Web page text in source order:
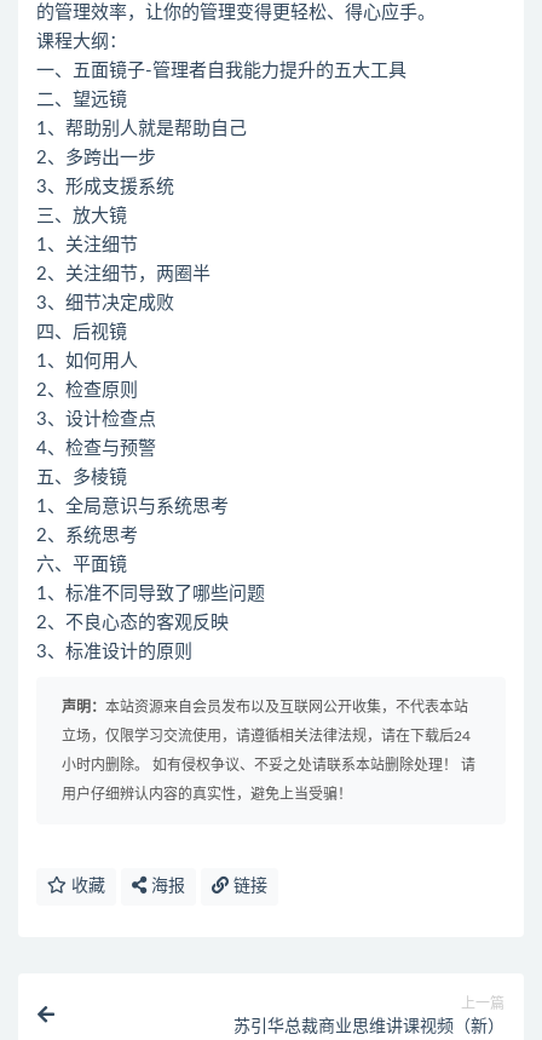
的管理效率，让你的管理变得更轻松、得心应手。
课程大纲：
一、五面镜子-管理者自我能力提升的五大工具
二、望远镜
1、帮助别人就是帮助自己
2、多跨出一步
3、形成支援系统
三、放大镜
1、关注细节
2、关注细节，两圈半
3、细节决定成败
四、后视镜
1、如何用人
2、检查原则
3、设计检查点
4、检查与预警
五、多棱镜
1、全局意识与系统思考
2、系统思考
六、平面镜
1、标准不同导致了哪些问题
2、不良心态的客观反映
3、标准设计的原则
声明： 本站资源来自会员发布以及互联网公开收集，不代表本站
立场，仅限学习交流使用，请遵循相关法律法规，请在下载后24
小时内删除。 如有侵权争议、不妥之处请联系本站删除处理！ 请
用户仔细辨认内容的真实性，避免上当受骗！
收藏 海报 链接
上一篇
苏引华总裁商业思维讲课视频（新）